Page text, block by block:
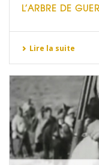
L’ARBRE DE
Lire la suite